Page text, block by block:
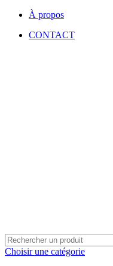
À propos
CONTACT
Choisir une catégorie